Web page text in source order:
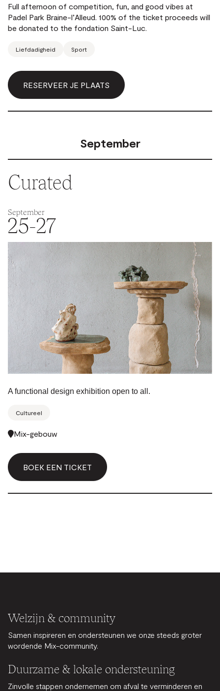
Full afternoon of competition, fun, and good vibes at
Padel Park Braine-l’Alleud. 100% of the ticket proceeds will
be donated to the fondation Saint-Luc.
Liefdadigheid Sport
RESERVEER JE PLAATS
September
September
25-27
Curated
A functional design exhibition open to all.
Cultureel
Mix-gebouw
BOEK EEN TICKET
Welzijn & community
Samen inspireren en ondersteunen we onze steeds groter
wordende Mix-community.
Duurzame & lokale ondersteuning
Zinvolle stappen ondernemen om afval te verminderen en